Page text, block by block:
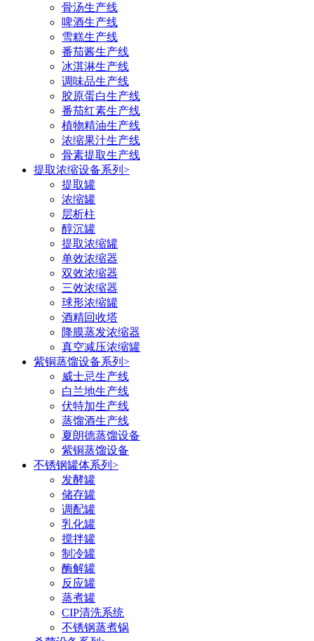
骨汤生产线
啤酒生产线
雪糕生产线
番茄酱生产线
冰淇淋生产线
调味品生产线
胶原蛋白生产线
番茄红素生产线
植物精油生产线
浓缩果汁生产线
骨素提取生产线
提取浓缩设备系列 >
提取罐
浓缩罐
层析柱
醇沉罐
提取浓缩罐
单效浓缩器
双效浓缩器
三效浓缩器
球形浓缩罐
酒精回收塔
降膜蒸发浓缩器
真空减压浓缩罐
紫铜蒸馏设备系列 >
威士忌生产线
白兰地生产线
伏特加生产线
蒸馏酒生产线
夏朗德蒸馏设备
紫铜蒸馏设备
不锈钢罐体系列 >
发酵罐
储存罐
调配罐
乳化罐
搅拌罐
制冷罐
酶解罐
反应罐
蒸煮罐
CIP清洗系统
不锈钢蒸煮锅